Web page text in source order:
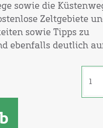
sowie die
Zeltgebiete
sowie Tipps zu
ebenfalls deutlich